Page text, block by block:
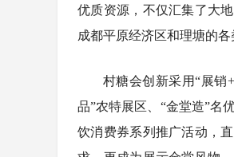
优质资源，不仅汇集了大
成都平原经济区和理塘的各
村糖会创新采用“展销
品”农特展区、“金堂造”名
饮消费券系列推广活动，